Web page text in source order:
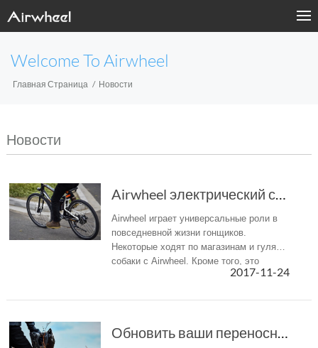
Welcome To Airwheel
Главная Страница Новости
Новости
Airwheel электрический скутер сочетает в себе...
Airwheel играет универсальные роли в
повседневной жизни гонщиков.
Некоторые ходят по магазинам и гуляют
собаки с Airwheel. Кроме того, это
инструмент для наращивания вашего
«Жизнь лежит на физ...
2017-11-24
Обновить ваши переносные устройства — Airwhee...